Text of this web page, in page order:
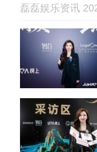
磊磊娱乐资讯